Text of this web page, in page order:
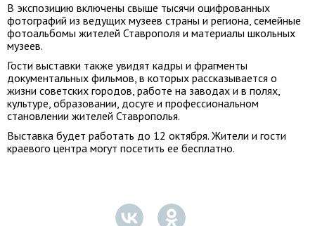
В экспозицию включены свыше тысячи оцифрованных
фотографий из ведущих музеев страны и региона, семейные
фотоальбомы жителей Ставрополя и материалы школьных
музеев.
Гости выставки также увидят кадры и фрагменты
документальных фильмов, в которых рассказывается о
жизни советских городов, работе на заводах и в полях,
культуре, образовании, досуге и профессиональном
становлении жителей Ставрополья.
Выставка будет работать до 12 октября. Жители и гости
краевого центра могут посетить ее бесплатно.